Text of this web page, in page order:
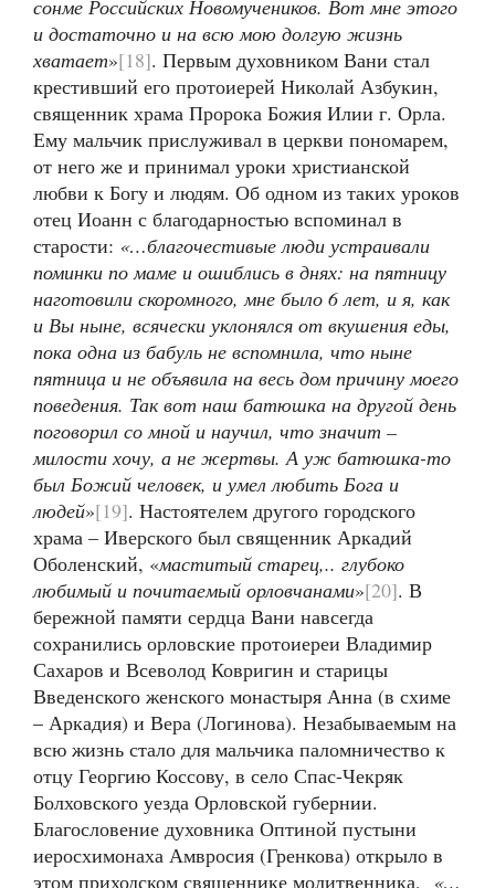
сонме Российских Новомучеников. Вот мне этого
и достаточно и на всю мою долгую жизнь
хватает»[18]. Первым духовником Вани стал
крестивший его протоиерей Николай Азбукин,
священник храма Пророка Божия Илии г. Орла.
Ему мальчик прислуживал в церкви пономарем,
от него же и принимал уроки христианской
любви к Богу и людям. Об одном из таких уроков
отец Иоанн с благодарностью вспоминал в
старости: «…благочестивые люди устраивали
поминки по маме и ошиблись в днях: на пятницу
наготовили скоромного, мне было 6 лет, и я, как
и Вы ныне, всячески уклонялся от вкушения еды,
пока одна из бабуль не вспомнила, что ныне
пятница и не объявила на весь дом причину моего
поведения. Так вот наш батюшка на другой день
поговорил со мной и научил, что значит –
милости хочу, а не жертвы. А уж батюшка-то
был Божий человек, и умел любить Бога и
людей»[19]. Настоятелем другого городского
храма – Иверского был священник Аркадий
Оболенский, «маститый старец,.. глубоко
любимый и почитаемый орловчанами»[20]. В
бережной памяти сердца Вани навсегда
сохранились орловские протоиереи Владимир
Сахаров и Всеволод Ковригин и старицы
Введенского женского монастыря Анна (в схиме
– Аркадия) и Вера (Логинова). Незабываемым на
всю жизнь стало для мальчика паломничество к
отцу Георгию Коссову, в село Спас-Чекряк
Болховского уезда Орловской губернии.
Благословение духовника Оптиной пустыни
иеросхимонаха Амвросия (Гренкова) открыло в
этом приходском священнике молитвенника, «…